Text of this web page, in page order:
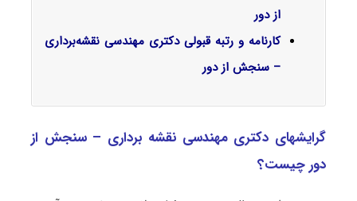
از دور
کارنامه و رتبه قبولی دکتری مهندسی نقشه‌برداری
– سنجش از دور
گرایشهای دکتری مهندسی نقشه‌ برداری – سنجش از
دور چیست؟